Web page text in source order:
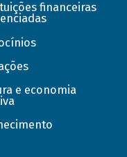
financeiras
e economia